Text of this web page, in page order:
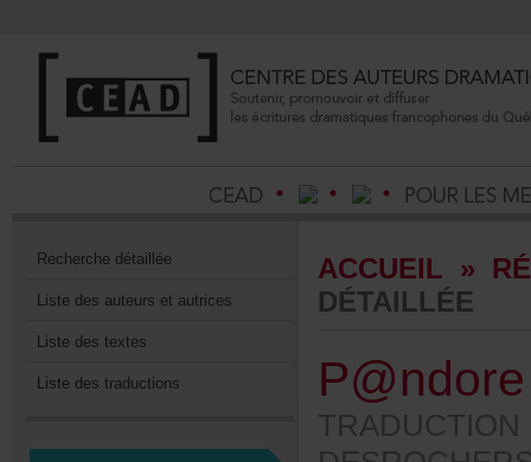
Recherchedétaillée
Listedesauteursetautrices
Listedestextes
Listedestraductions
ACCUEIL »
DÉTAILLÉE
P@ndore